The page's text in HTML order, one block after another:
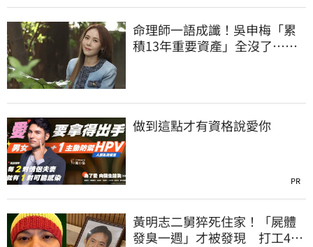
命理師一語成讖！吳申梅「累
積13年重要資產」全沒了…急
做到這點才有資格說愛你
PR
黃明志二舅猝死住家！「屍體
發臭一週」才被發現 打工40